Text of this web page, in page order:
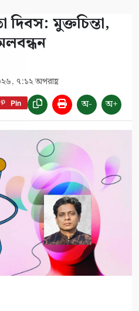
মুক্তচিন্তা,
৭:১২ অপরাহ্ণ
Pin অ- অ+